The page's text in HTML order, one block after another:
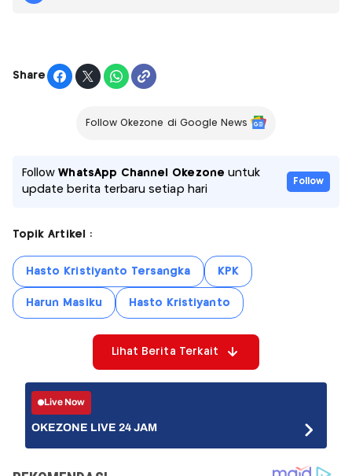
Share
Follow Okezone di Google News
FollowWhatsApp Channel Okezone untuk
update berita terbaru setiap hari
Follow
Topik Artikel :
Hasto Kristiyanto Tersangka KPK
Harun Masiku Hasto Kristiyanto
Lihat Berita Terkait
Live Now
OKEZONE LIVE 24 JAM